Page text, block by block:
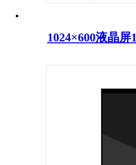
1024×600液晶屏